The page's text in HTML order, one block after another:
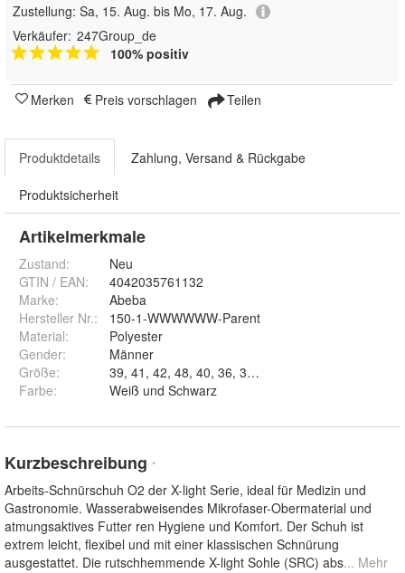
Zustellung: Sa, 15. Aug. bis Mo, 17. Aug.
Verkäufer: 247Group_de
100% positiv
Merken Preis vorschlagen Teilen
Produktdetails Zahlung, Versand & Rückgabe
Produktsicherheit
Artikelmerkmale
Zustand:
Neu
GTIN / EAN:
4042035761132
Marke:
Abeba
Hersteller Nr.:
150-1-WWWWWW-Parent
Material:
Polyester
Gender:
Männer
Größe:
Farbe: Weiß und Schwarz
Kurzbeschreibung *
Arbeits-Schnürschuh O2 der X-light Serie, ideal für Medizin und
Gastronomie. Wasserabweisendes Mikrofaser-Obermaterial und
atmungsaktives Futter ren Hygiene und Komfort. Der Schuh ist
extrem leicht, flexibel und mit einer klassischen Schnürung
ausgestattet. Die rutschhemmende X-light Sohle (SRC) abs... Mehr